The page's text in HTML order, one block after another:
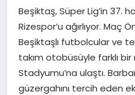
EĞITIM
Beşiktaş, Süper Lig’in 37.
Rizespor’u ağırlıyor. Maç
Beşiktaşlı futbolcular ve
takım otobüsüyle farklı
Stadyumu’na ulaştı.
güzergahını tercih eden